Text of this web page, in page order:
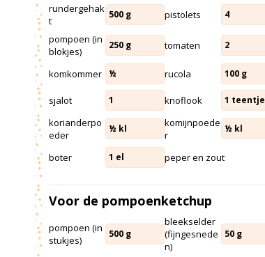
rundergehak
t
500 g pistolets 4
pompoen (in
blokjes)
250 g tomaten 2
komkommer ½ rucola 100 g
sjalot 1 knoflook 1 teentje
korianderpo
eder
½ kl
komijnpoede
r
½ kl
boter 1 el peper en zout
Voor de pompoenketchup
pompoen (in
stukjes)
500 g
bleekselder
(fijngesnede
n)
50 g